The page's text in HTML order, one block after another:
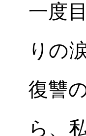
一度
りの
復讐
ら、